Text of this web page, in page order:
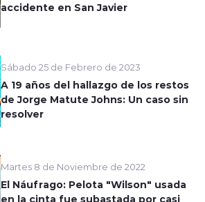
accidente en San Javier
Sábado 25 de Febrero de 2023
A 19 años del hallazgo de los restos
de Jorge Matute Johns: Un caso sin
resolver
Martes 8 de Noviembre de 2022
El Náufrago: Pelota "Wilson" usada
en la cinta fue subastada por casi